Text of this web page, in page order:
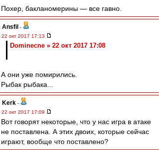
Похер, бакланомерины — все гавно.
Ansfil -
22 окт 2017 17:13
Dominecne » 22 окт 2017 17:08
А они уже помирились.
Рыбак рыбака...
Kerk -
22 окт 2017 17:09
Вот говорят некоторые, что у нас игра в атаке
не поставлена. А этих двоих, которые сейчас
играют, вообще что поставлено?